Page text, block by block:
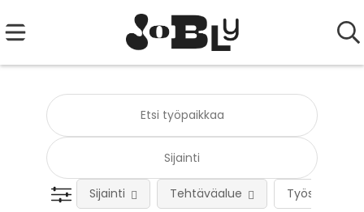
Työsuhteen
Sijainti Tehtäväalue